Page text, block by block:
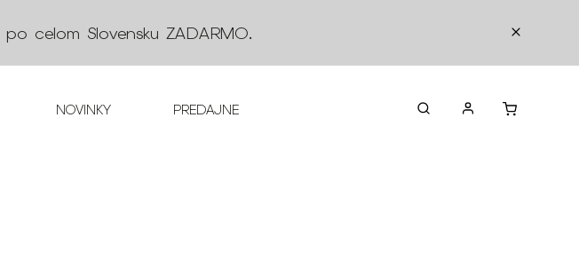
po celom Slovensku ZADARMO.
NOVINKY PREDAJNE KONTAKTY